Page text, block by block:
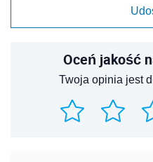
Oceń jakość
Twoja opinia jest